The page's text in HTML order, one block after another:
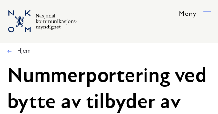
Hopp til hovedinnhold
Meny
Hjem
Nummerportering ved
bytte av tilbyder av